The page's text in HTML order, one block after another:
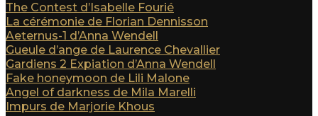
The Contest d’Isabelle Fourié
La cérémonie de Florian Dennisson
Aeternus-1 d’Anna Wendell
Gueule d’ange de Laurence Chevallier
Gardiens 2 Expiation d’Anna Wendell
Fake honeymoon de Lili Malone
Angel of darkness de Mila Marelli
Impurs de Marjorie Khous